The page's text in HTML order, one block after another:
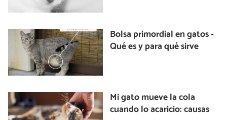
Bolsa primordial en gatos -
Qué es y para qué sirve
Mi gato mueve la cola
cuando lo acaricio: causas